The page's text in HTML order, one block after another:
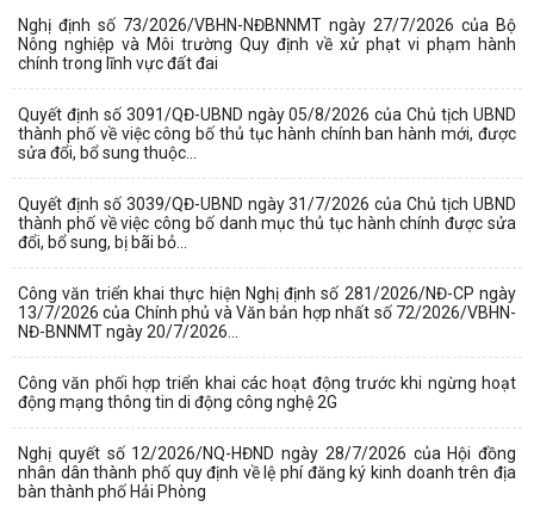
Nghị định số 73/2026/VBHN-NĐBNNMT ngày 27/7/2026 của Bộ
Nông nghiệp và Môi trường Quy định về xử phạt vi phạm hành
chính trong lĩnh vực đất đai
Quyết định số 3091/QĐ-UBND ngày 05/8/2026 của Chủ tịch UBND
thành phố về việc công bố thủ tục hành chính ban hành mới, được
sửa đổi, bổ sung thuộc...
Quyết định số 3039/QĐ-UBND ngày 31/7/2026 của Chủ tịch UBND
thành phố về việc công bố danh mục thủ tục hành chính được sửa
đổi, bổ sung, bị bãi bỏ...
Công văn triển khai thực hiện Nghị định số 281/2026/NĐ-CP ngày
13/7/2026 của Chính phủ và Văn bản hợp nhất số 72/2026/VBHN-
NĐ-BNNMT ngày 20/7/2026...
Công văn phối hợp triển khai các hoạt động trước khi ngừng hoạt
động mạng thông tin di động công nghệ 2G
Nghị quyết số 12/2026/NQ-HĐND ngày 28/7/2026 của Hội đồng
nhân dân thành phố quy định về lệ phí đăng ký kinh doanh trên địa
bàn thành phố Hải Phòng